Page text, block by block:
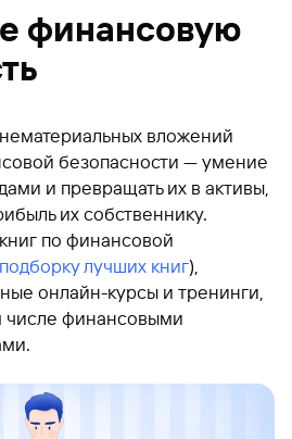
финансовую
вложений
безопасности — умение
и превращать их в активы,
их собственнику.
по финансовой
лучших книг),
онлайн-курсы и тренинги,
числе финансовыми